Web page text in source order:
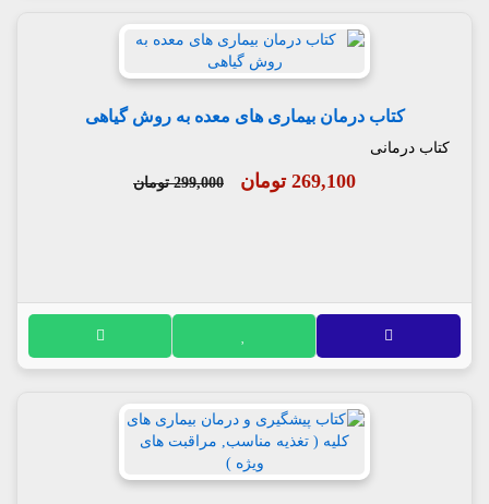
کتاب درمان بیماری های معده به روش گیاهی
کتاب درمانی
269,100 تومان 299,000 تومان